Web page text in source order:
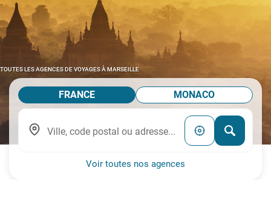
TOUTES LES AGENCES DE VOYAGES À MARSEILLE
FRANCE MONACO
Voir toutes nos agences